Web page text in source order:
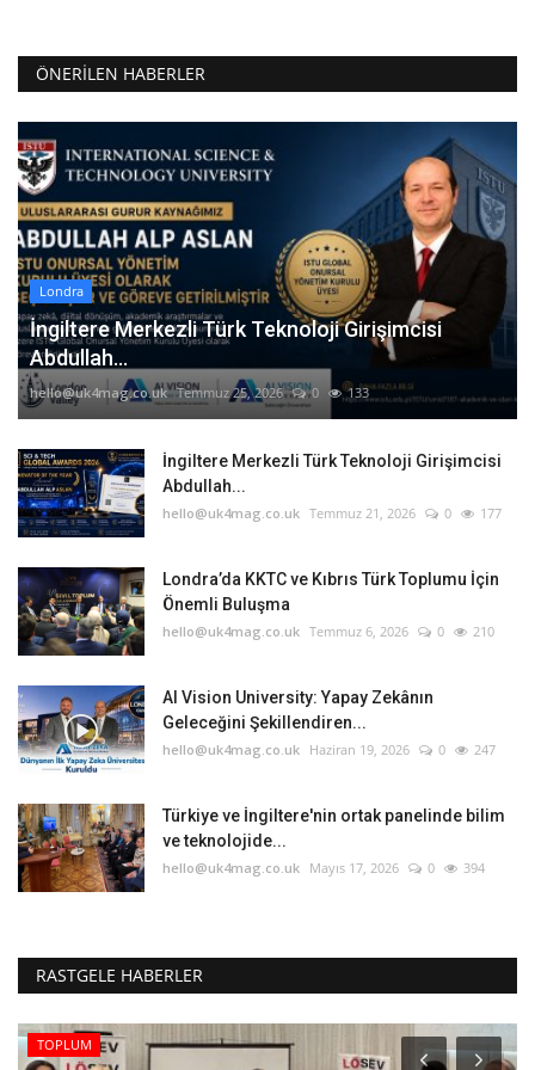
ÖNERILEN HABERLER
Londra
İngiltere Merkezli Türk Teknoloji Girişimcisi
Abdullah...
hello@uk4mag.co.uk Temmuz 25, 2026 0 133
İngiltere Merkezli Türk Teknoloji Girişimcisi
Abdullah...
hello@uk4mag.co.uk Temmuz 21, 2026 0 177
Londra’da KKTC ve Kıbrıs Türk Toplumu İçin
Önemli Buluşma
hello@uk4mag.co.uk Temmuz 6, 2026 0 210
AI Vision University: Yapay Zekânın
Geleceğini Şekillendiren...
hello@uk4mag.co.uk Haziran 19, 2026 0 247
Türkiye ve İngiltere'nin ortak panelinde bilim
ve teknolojide...
hello@uk4mag.co.uk Mayıs 17, 2026 0 394
RASTGELE HABERLER
TOPLUM